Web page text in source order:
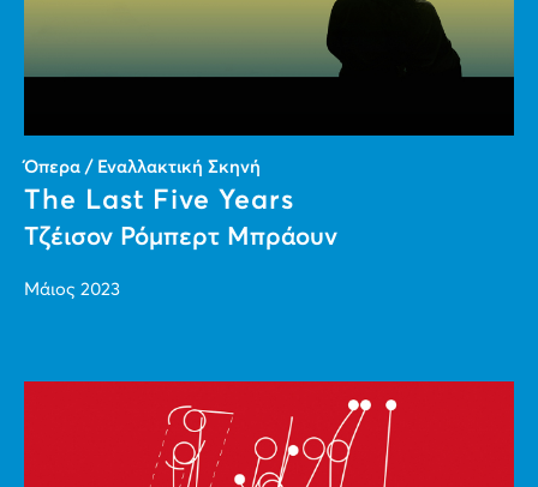
Όπερα / Εναλλακτική Σκηνή
The Last Five Years
Τζέισον Ρόμπερτ Μπράουν
Μάιος 2023